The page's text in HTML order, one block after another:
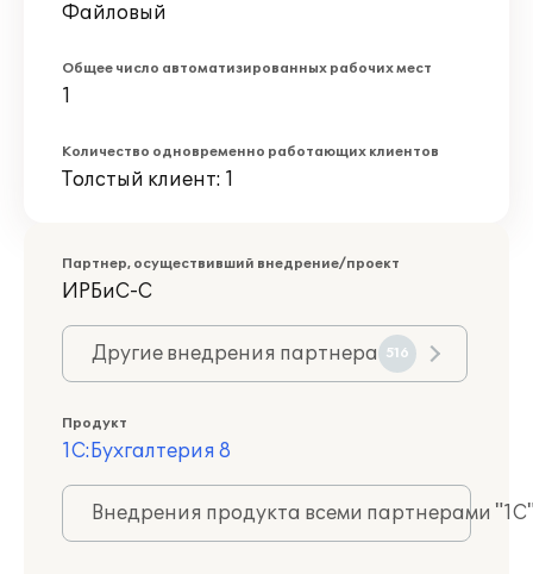
Файловый
Общее число автоматизированных рабочих мест
1
Количество одновременно работающих клиентов
Толстый клиент: 1
Партнер, осуществивший внедрение/проект
ИРБиС-С
Другие внедрения партнера 516
Продукт
1С:Бухгалтерия 8
Внедрения продукта всеми партнерами